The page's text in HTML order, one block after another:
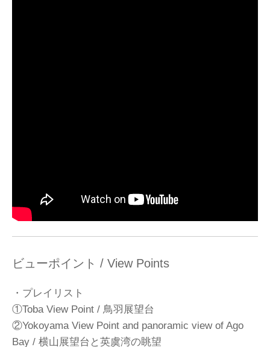
ビューポイント / View Points
・プレイリスト
①Toba View Point / 鳥羽展望台
②Yokoyama View Point and panoramic view of Ago
Bay / 横山展望台と英虞湾の眺望